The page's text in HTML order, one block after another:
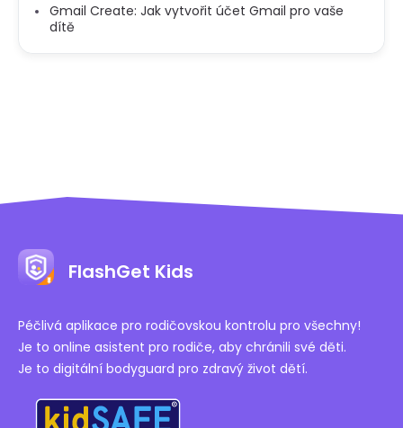
Gmail Create: Jak vytvořit účet Gmail pro vaše
dítě
FlashGet Kids
Péčlivá aplikace pro rodičovskou kontrolu pro všechny!
Je to online asistent pro rodiče, aby chránili své děti.
Je to digitální bodyguard pro zdravý život dětí.